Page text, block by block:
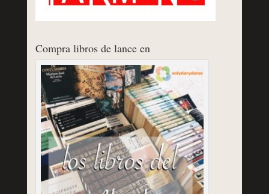
Compra libros de lance en